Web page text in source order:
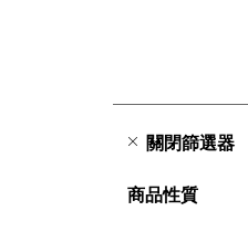
關閉篩選器
商品性質